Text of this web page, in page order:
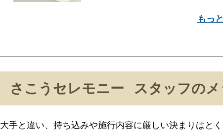
もっ
いたします。また、市区
い。
さこうセレモニー スタッフの
大手と違い、持ち込みや施行内容に厳しい決まりはと